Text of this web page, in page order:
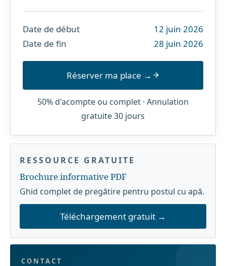
Date de début
12 juin 2026
Date de fin
28 juin 2026
Réserver ma place →
50% d'acompte ou complet · Annulation
gratuite 30 jours
RESSOURCE GRATUITE
Brochure informative PDF
Ghid complet de pregătire pentru postul cu apă.
Téléchargement gratuit →
CONTACT